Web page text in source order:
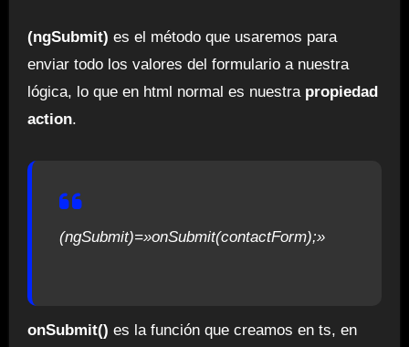
(ngSubmit) es el método que usaremos para
enviar todo los valores del formulario a nuestra
lógica, lo que en html normal es nuestra propiedad
action.
(ngSubmit)=»onSubmit(contactForm);»
onSubmit() es la función que creamos en ts, en